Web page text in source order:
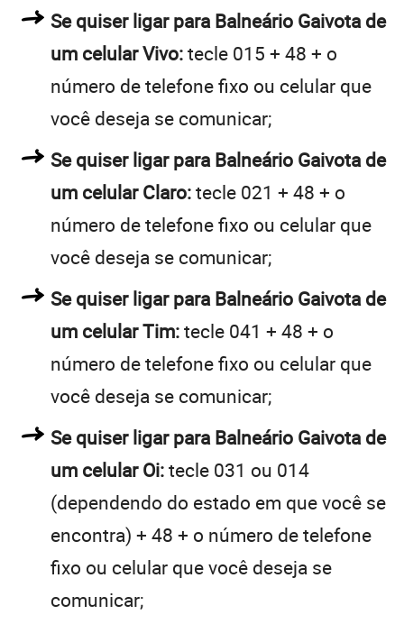
Se quiser ligar para Balneário Gaivota de
um celular Vivo:tecle 015 + 48 + o
número de telefone fixo ou celular que
você deseja se comunicar;
Se quiser ligar para Balneário Gaivota de
um celular Claro:tecle 021 + 48 + o
número de telefone fixo ou celular que
você deseja se comunicar;
Se quiser ligar para Balneário Gaivota de
um celular Tim:tecle 041 + 48 + o
número de telefone fixo ou celular que
você deseja se comunicar;
Se quiser ligar para Balneário Gaivota de
um celular Oi:tecle 031 ou 014
(dependendo do estado em que você se
encontra) + 48 + o número de telefone
fixo ou celular que você deseja se
comunicar;